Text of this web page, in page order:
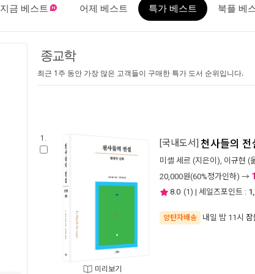
지금 베스트 어제 베스트 특가 베스트 북플 베
종교학
최근 1주 동안 가장 많은 고객들이 구매한 특가 도서 순위입니다.
1.
미리보기
[국내도서] 천사들의 전
미셸 세르 (지은이), 이규현 (
20,000원(60%정가인하) →
8.0 (1) | 세일즈포인트 :
양탄자배송 내일 밤 11시 잠